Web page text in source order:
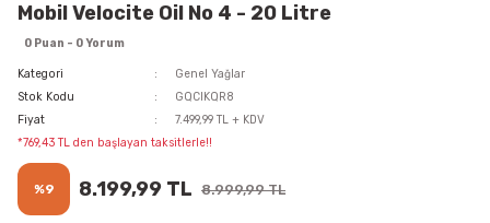
Mobil Velocite Oil No 4 - 20 Litre
0 Puan - 0 Yorum
Kategori
Genel Yağlar
Stok Kodu
GQCIKQR8
Fiyat
7.499,99 TL + KDV
*769,43 TL den başlayan taksitlerle!!
%9 8.199,99 TL 8.999,99 TL